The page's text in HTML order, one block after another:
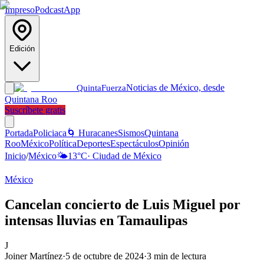
ImpresoPodcastApp
Edición
QuintaFuerzaNoticias de México, desde
Quintana Roo
Suscríbete gratis
PortadaPoliciaca 🌀 HuracanesSismosQuintana
RooMéxicoPolíticaDeportesEspectáculosOpinión
Inicio/México🌤️13°C· Ciudad de México
México
Cancelan concierto de Luis Miguel por
intensas lluvias en Tamaulipas
J
Joiner Martínez·5 de octubre de 2024·3 min de lectura